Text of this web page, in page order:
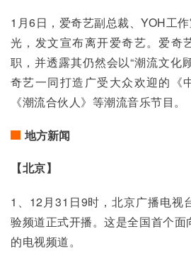
1月6日，爱奇艺副总裁、YOH工
光，发文宣布离开爱奇艺。爱奇
职，并透露其仍然会以“潮流文化
奇艺一同打造广受大众欢迎的《
《潮流合伙人》等潮流音乐节目。
地方新闻
【北京】
1、12月31日9时，北京广播电视
验频道正式开播。这是全国首个
的电视频道。